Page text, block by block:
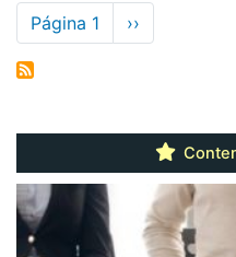
Paginación
Página 1
Siguiente
página
››